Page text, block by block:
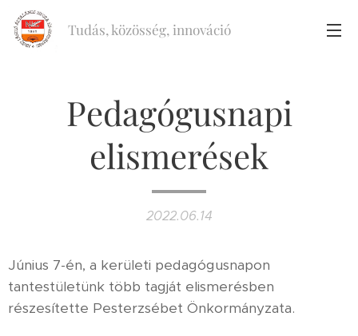
Tudás, közösség, innováció
Pedagógusnapi
elismerések
2022.06.14
Június 7-én, a kerületi pedagógusnapon
tantestületünk több tagját elismerésben
részesítette Pesterzsébet Önkormányzata.